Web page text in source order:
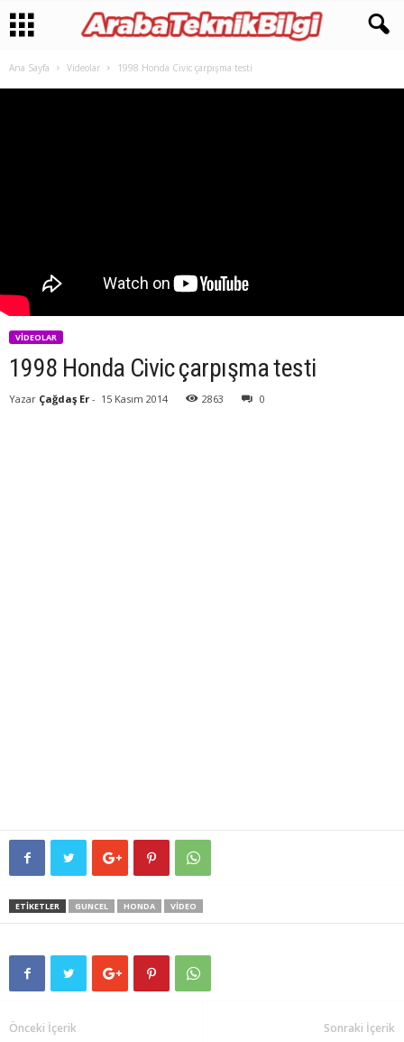
Ana Sayfa Videolar 1998 Honda Civic çarpışma testi
VIDEOLAR
1998 Honda Civic çarpışma testi
Yazar Çağdaş Er - 15 Kasım 2014 2863 0
ETIKETLER GUNCEL HONDA VIDEO
Önceki İçerik Sonraki İçerik